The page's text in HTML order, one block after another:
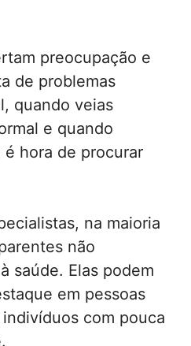
preocupação e
de problemas
quando veias
e quando
hora de procurar
na maioria
não
saúde. Elas podem
em pessoas
com pouca